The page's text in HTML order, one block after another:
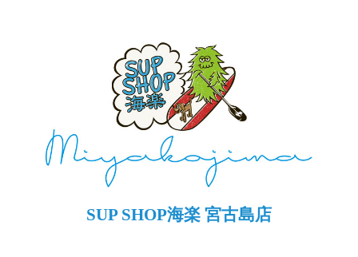
SUP SHOP海楽 宮古島店